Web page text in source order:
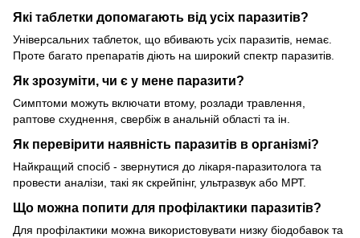
Які таблетки допомагають від усіх паразитів?
Універсальних таблеток, що вбивають усіх паразитів, немає.
Проте багато препаратів діють на широкий спектр паразитів.
Як зрозуміти, чи є у мене паразити?
Симптоми можуть включати втому, розлади травлення,
раптове схуднення, свербіж в анальній області та ін.
Як перевірити наявність паразитів в організмі?
Найкращий спосіб - звернутися до лікаря-паразитолога та
провести аналізи, такі як скрейпінг, ультразвук або МРТ.
Що можна попити для профілактики паразитів?
Для профілактики можна використовувати низку біодобавок та